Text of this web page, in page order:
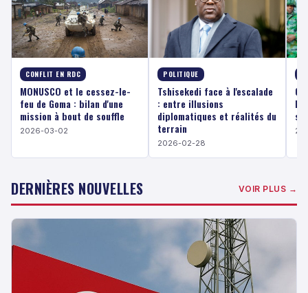
CONFLIT EN RDC
MONUSCO et le cessez-le-
feu de Goma : bilan d'une
mission à bout de souffle
2026-03-02
POLITIQUE
Tshisekedi face à l'escalade
: entre illusions
diplomatiques et réalités du
terrain
2026-02-28
DERNIÈRES NOUVELLES VOIR PLUS →